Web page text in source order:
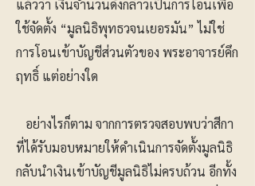
แล้วว่า เงินจำนวนดังกล่าวเป็นการโอนเพื่อ
ใช้จัดตั้ง “มูลนิธิพุทธวจนเยอรมัน” ไม่ใช่
การโอนเข้าบัญชีส่วนตัวของ พระอาจารย์คึก
ฤทธิ์ แต่อย่างใด
อย่างไรก็ตาม จากการตรวจสอบพบว่าสีกา
ที่ได้รับมอบหมายให้ดำเนินการจัดตั้งมูลนิธิ
กลับนำเงินเข้าบัญชีมูลนิธิไม่ครบถ้วน อีกทั้ง